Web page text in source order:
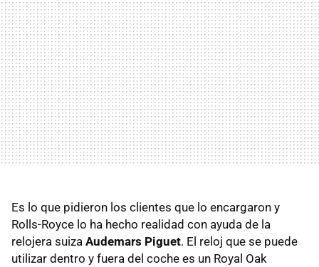
Es lo que pidieron los clientes que lo encargaron y
Rolls-Royce lo ha hecho realidad con ayuda de la
relojera suiza Audemars Piguet. El reloj que se puede
utilizar dentro y fuera del coche es un Royal Oak